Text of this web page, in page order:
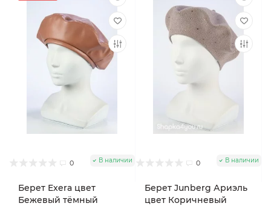
0 В наличии
Берет Exera цвет
Бежевый тёмный
0 В наличии
Берет Junberg Ариэль
цвет Коричневый